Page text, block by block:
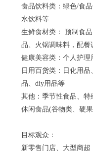
食品饮料类：绿色/食
水饮料等
生鲜食材类： 预制食
品、火锅调味料，配餐
健康美容类：个人护
日用百货类：日化用
品、diy用品等
其他：季节性食品、
休闲食品(谷物类、硬
目标观众：
新零售门店、大型商